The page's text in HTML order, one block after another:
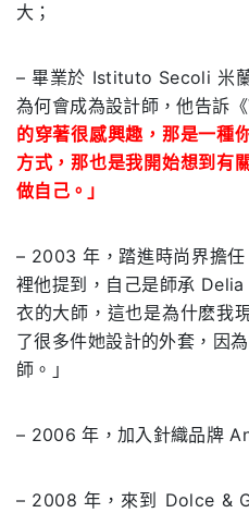
大；
– 畢業於 Istituto Secoli 米
為何會成為設計師，他告訴《
的穿著很感興趣，那是一種
方式，那也是我開始想到有
做自己。」
– 2003 年，踏進時尚界擔
裡他提到，自己是師承
衣的大師，這也是為什麽我
了很多件她設計的外套，因
師。」
– 2006 年，加入針織品牌
– 2008 年，來到 Dolce &